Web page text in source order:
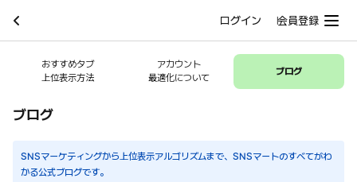
ログイン 会員登録
おすすめタブ
上位表示方法
アカウント
最適化について
ブログ
ブログ
SNSマーケティングから上位表示アルゴリズムまで、SNSマートのすべてがわ
かる公式ブログです。